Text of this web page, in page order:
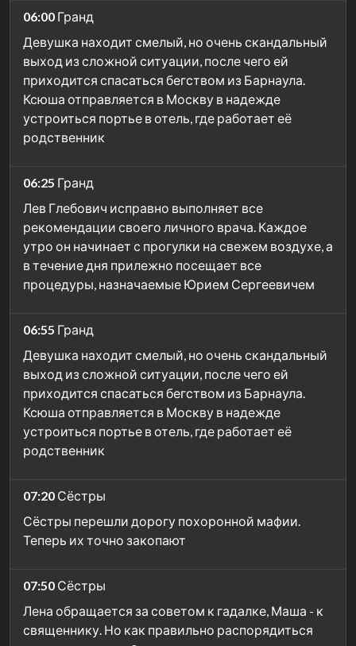
06:00 Гранд
Девушка находит смелый, но очень скандальный
выход из сложной ситуации, после чего ей
приходится спасаться бегством из Барнаула.
Ксюша отправляется в Москву в надежде
устроиться портье в отель, где работает её
родственник
06:25 Гранд
Лев Глебович исправно выполняет все
рекомендации своего личного врача. Каждое
утро он начинает с прогулки на свежем воздухе, а
в течение дня прилежно посещает все
процедуры, назначаемые Юрием Сергеевичем
06:55 Гранд
Девушка находит смелый, но очень скандальный
выход из сложной ситуации, после чего ей
приходится спасаться бегством из Барнаула.
Ксюша отправляется в Москву в надежде
устроиться портье в отель, где работает её
родственник
07:20 Сёстры
Сёстры перешли дорогу похоронной мафии.
Теперь их точно закопают
07:50 Сёстры
Лена обращается за советом к гадалке, Маша - к
священнику. Но как правильно распорядиться